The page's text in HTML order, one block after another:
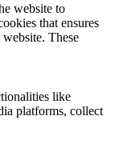
website to
that ensures
These
like
platforms, collect